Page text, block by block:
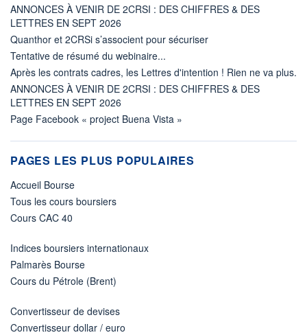
ANNONCES À VENIR DE 2CRSI : DES CHIFFRES & DES
LETTRES EN SEPT 2026
Quanthor et 2CRSi s’associent pour sécuriser
Tentative de résumé du webinaire...
Après les contrats cadres, les Lettres d'intention ! Rien ne va plus.
ANNONCES À VENIR DE 2CRSI : DES CHIFFRES & DES
LETTRES EN SEPT 2026
Page Facebook « project Buena Vista »
PAGES LES PLUS POPULAIRES
Accueil Bourse
Tous les cours boursiers
Cours CAC 40
Indices boursiers internationaux
Palmarès Bourse
Cours du Pétrole (Brent)
Convertisseur de devises
Convertisseur dollar / euro